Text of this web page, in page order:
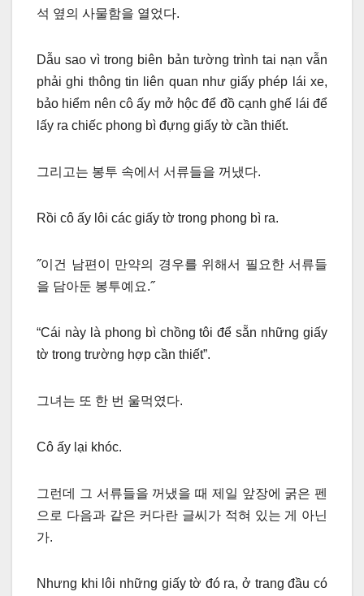
석 옆의 사물함을 열었다.
Dẫu sao vì trong biên bản tường trình tai nạn vẫn
phải ghi thông tin liên quan như giấy phép lái xe,
bảo hiểm nên cô ấy mở hộc để đồ cạnh ghế lái để
lấy ra chiếc phong bì đựng giấy tờ cần thiết.
그리고는 봉투 속에서 서류들을 꺼냈다.
Rồi cô ấy lôi các giấy tờ trong phong bì ra.
˝이건 남편이 만약의 경우를 위해서 필요한 서류들
을 담아둔 봉투예요.˝
“Cái này là phong bì chồng tôi để sẵn những giấy
tờ trong trường hợp cần thiết”.
그녀는 또 한 번 울먹였다.
Cô ấy lại khóc.
그런데 그 서류들을 꺼냈을 때 제일 앞장에 굵은 펜
으로 다음과 같은 커다란 글씨가 적혀 있는 게 아닌
가.
Nhưng khi lôi những giấy tờ đó ra, ở trang đầu có